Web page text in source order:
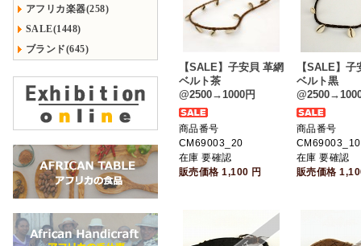
アフリカ楽器(258)
SALE(1448)
ブランド(645)
【SALE】子安貝 革網
ベルト茶
@2500→1000円
商品番号
CM69003_20
在庫 要確認
販売価格1,100 円
【SALE】
ベルト黒
商品番号
CM69003_10
在庫 要確認
販売価格